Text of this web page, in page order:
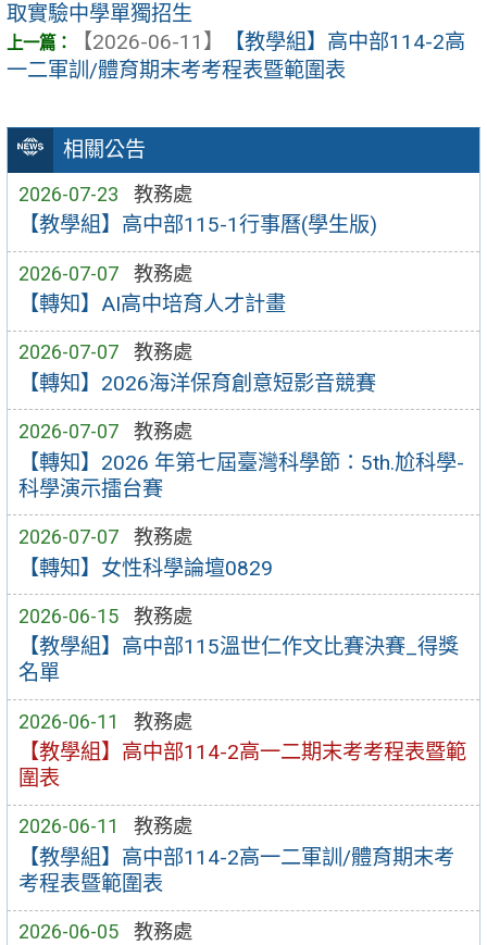
相關公告
2026-07-23 教務處
【教學組】高中部115-1行事曆(學生版)
2026-07-07 教務處
【轉知】AI高中培育人才計畫
2026-07-07 教務處
【轉知】2026海洋保育創意短影音競賽
2026-07-07 教務處
【轉知】2026 年第七屆臺灣科學節：5th.尬科學-
科學演示擂台賽
2026-07-07 教務處
【轉知】女性科學論壇0829
2026-06-15 教務處
【教學組】高中部115溫世仁作文比賽決賽_得獎
名單
2026-06-11 教務處
【教學組】高中部114-2高一二期末考考程表暨範
圍表
2026-06-11 教務處
【教學組】高中部114-2高一二軍訓/體育期末考
考程表暨範圍表
2026-06-05 教務處
取實驗中學單獨招生
【2026-06-11】
【教學組】高中部114-2高
一二軍訓/體育期末考考程表暨範圍表